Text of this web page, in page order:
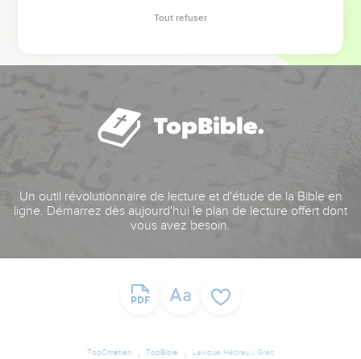
Un outil révolutionnaire de lecture et d'étude de la Bible en
ligne. Démarrez dès aujourd'hui le plan de lecture offert dont
vous avez besoin.
TopChrétien TopBible Lexique Hébreu / Grec
Tout refuser